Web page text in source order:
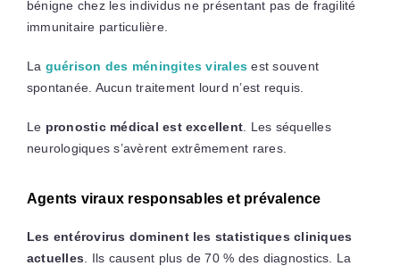
bénigne chez les individus ne présentant pas de fragilité
immunitaire particulière.
La guérison des méningites virales est souvent
spontanée. Aucun traitement lourd n’est requis.
Le pronostic médical est excellent . Les séquelles
neurologiques s’avèrent extrêmement rares.
Agents viraux responsables et prévalence
Les entérovirus dominent les statistiques cliniques
actuelles . Ils causent plus de 70 % des diagnostics. La